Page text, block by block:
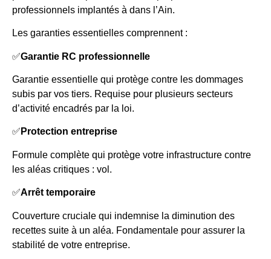
professionnels implantés à dans l’Ain.
Les garanties essentielles comprennent :
✅Garantie RC professionnelle
Garantie essentielle qui protège contre les dommages
subis par vos tiers. Requise pour plusieurs secteurs
d’activité encadrés par la loi.
✅ Protection entreprise
Formule complète qui protège votre infrastructure contre
les aléas critiques : vol.
✅Arrêt temporaire
Couverture cruciale qui indemnise la diminution des
recettes suite à un aléa. Fondamentale pour assurer la
stabilité de votre entreprise.